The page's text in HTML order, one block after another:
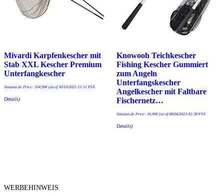
Mivardi Karpfenkescher mit
Stab XXL Kescher Premium
Unterfangkescher
Amazon.de Price: 104,99€(as of 30/10/2025 15:51 PST-
Details)
Knowooh Teichkescher
Fishing Kescher Gummiert
zum Angeln
Unterfangskescher
Angelkescher mit Faltbare
Fischernetz…
Amazon.de Price: 16,99€(as of 08/04/2023 02:38 PST-
Details)
WERBEHINWEIS